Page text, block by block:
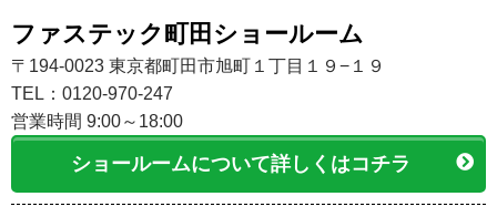
ファステック町田ショールーム
〒194-0023 東京都町田市旭町１丁目１９−１９
TEL：0120-970-247
営業時間 9:00～18:00
ショールームについて詳しくはコチラ